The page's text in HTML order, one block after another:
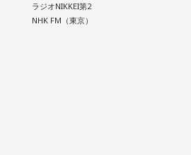
ラジオNIKKEI第2
NHK FM（東京）